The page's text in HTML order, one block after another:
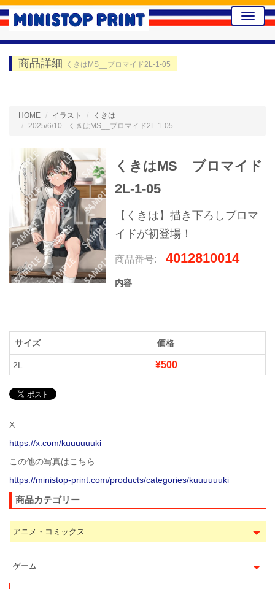
Toggle
商品詳細 くきはMS__ブロマイド2L-1-05
HOME イラスト
くきは
2025/6/10 - くきはMS__ブロマイド2L-1-05
くきはMS__ブロマイド
2L-1-05
【くきは】描き下ろしブロマ
イドが初登場！
商品番号: 4012810014
内容
サイズ 価格
2L ¥500
X
https://x.com/kuuuuuuki
この他の写真はこちら
https://ministop-print.com/products/categories/kuuuuuuki
商品カテゴリー
アニメ・コミックス
ゲーム